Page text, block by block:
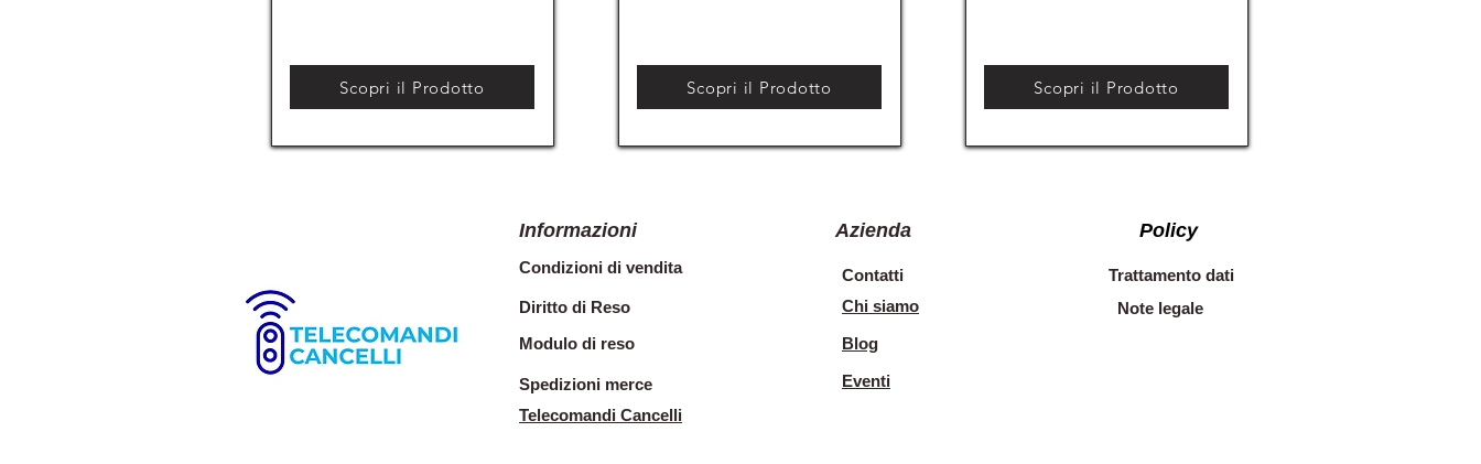
Scopri il Prodotto Scopri il Prodotto Scopri il Prodotto
Informazioni
Condizioni di vendita
Diritto di Reso
Modulo di reso
Spedizioni merce
Telecomandi Cancelli
Azienda
Contatti
Chi siamo
Blog
Eventi
Policy
Trattamento dati
Note legale